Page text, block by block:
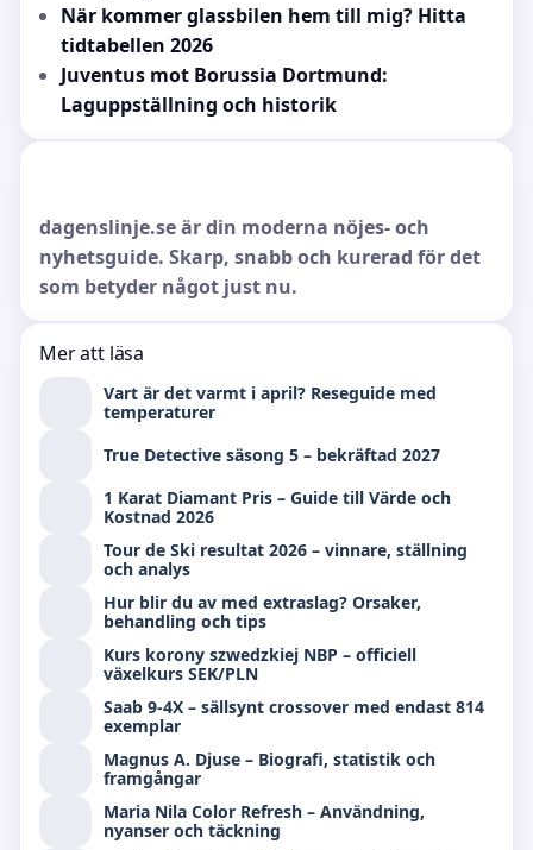
När kommer glassbilen hem till mig? Hitta
tidtabellen 2026
Juventus mot Borussia Dortmund:
Laguppställning och historik
dagenslinje.se är din moderna nöjes- och
nyhetsguide. Skarp, snabb och kurerad för det
som betyder något just nu.
Mer att läsa
Vart är det varmt i april? Reseguide med
temperaturer
True Detective säsong 5 – bekräftad 2027
1 Karat Diamant Pris – Guide till Värde och
Kostnad 2026
Tour de Ski resultat 2026 – vinnare, ställning
och analys
Hur blir du av med extraslag? Orsaker,
behandling och tips
Kurs korony szwedzkiej NBP – officiell
växelkurs SEK/PLN
Saab 9-4X – sällsynt crossover med endast 814
exemplar
Magnus A. Djuse – Biografi, statistik och
framgångar
Maria Nila Color Refresh – Användning,
nyanser och täckning